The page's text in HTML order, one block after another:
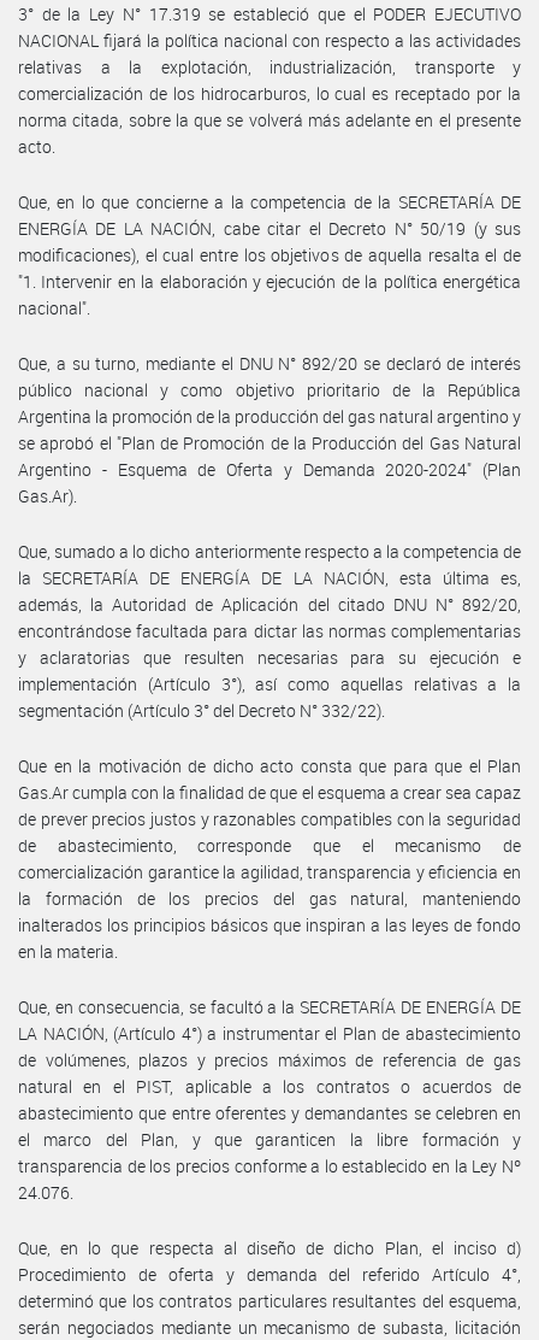
3° de la Ley N° 17.319 se estableció que el PODER EJECUTIVO
NACIONAL fijará la política nacional con respecto a las actividades
relativas a la explotación, industrialización, transporte y
comercialización de los hidrocarburos, lo cual es receptado por la
norma citada, sobre la que se volverá más adelante en el presente
acto.
Que, en lo que concierne a la competencia de la SECRETARÍA DE
ENERGÍA DE LA NACIÓN, cabe citar el Decreto N° 50/19 (y sus
modificaciones), el cual entre los objetivos de aquella resalta el de
"1. Intervenir en la elaboración y ejecución de la política energética
nacional".
Que, a su turno, mediante el DNU N° 892/20 se declaró de interés
público nacional y como objetivo prioritario de la República
Argentina la promoción de la producción del gas natural argentino y
se aprobó el "Plan de Promoción de la Producción del Gas Natural
Argentino - Esquema de Oferta y Demanda 2020-2024" (Plan
Gas.Ar).
Que, sumado a lo dicho anteriormente respecto a la competencia de
la SECRETARÍA DE ENERGÍA DE LA NACIÓN, esta última es,
además, la Autoridad de Aplicación del citado DNU N° 892/20,
encontrándose facultada para dictar las normas complementarias
y aclaratorias que resulten necesarias para su ejecución e
implementación (Artículo 3°), así como aquellas relativas a la
segmentación (Artículo 3° del Decreto N° 332/22).
Que en la motivación de dicho acto consta que para que el Plan
Gas.Ar cumpla con la finalidad de que el esquema a crear sea capaz
de prever precios justos y razonables compatibles con la seguridad
de abastecimiento, corresponde que el mecanismo de
comercialización garantice la agilidad, transparencia y eficiencia en
la formación de los precios del gas natural, manteniendo
inalterados los principios básicos que inspiran a las leyes de fondo
en la materia.
Que, en consecuencia, se facultó a la SECRETARÍA DE ENERGÍA DE
LA NACIÓN, (Artículo 4°) a instrumentar el Plan de abastecimiento
de volúmenes, plazos y precios máximos de referencia de gas
natural en el PIST, aplicable a los contratos o acuerdos de
abastecimiento que entre oferentes y demandantes se celebren en
el marco del Plan, y que garanticen la libre formación y
transparencia de los precios conforme a lo establecido en la Ley Nº
24.076.
Que, en lo que respecta al diseño de dicho Plan, el inciso d)
Procedimiento de oferta y demanda del referido Artículo 4°,
determinó que los contratos particulares resultantes del esquema,
serán negociados mediante un mecanismo de subasta, licitación